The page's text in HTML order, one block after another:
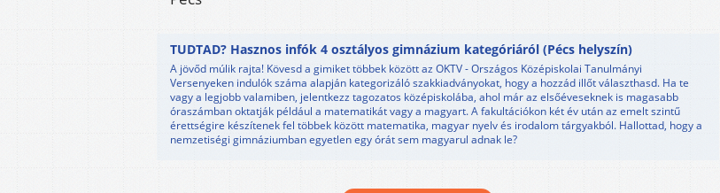
TUDTAD? Hasznos infók 4 osztályos gimnázium kategóriáról (Pécs helyszín)
A jövőd múlik rajta! Kövesd a gimiket többek között az OKTV - Országos Középiskolai Tanulmányi
Versenyeken indulók száma alapján kategorizáló szakkiadványokat, hogy a hozzád illőt választhasd. Ha te
vagy a legjobb valamiben, jelentkezz tagozatos középiskolába, ahol már az elsőéveseknek is magasabb
óraszámban oktatják például a matematikát vagy a magyart. A fakultációkon két év után az emelt szintű
érettségire készítenek fel többek között matematika, magyar nyelv és irodalom tárgyakból. Hallottad, hogy a
nemzetiségi gimnáziumban egyetlen egy órát sem magyarul adnak le?